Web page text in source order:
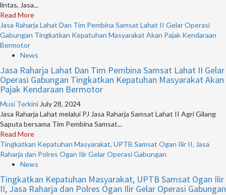
lintas, Jasa...
Read More
Jasa Raharja Lahat Dan Tim Pembina Samsat Lahat II Gelar Operasi
Gabungan Tingkatkan Kepatuhan Masyarakat Akan Pajak Kendaraan
Bermotor
News
Jasa Raharja Lahat Dan Tim Pembina Samsat Lahat II Gelar
Operasi Gabungan Tingkatkan Kepatuhan Masyarakat Akan
Pajak Kendaraan Bermotor
Musi Terkini July 28, 2024
Jasa Raharja Lahat melalui PJ Jasa Raharja Samsat Lahat II Agri Gilang
Saputa bersama Tim Pembina Samsat...
Read More
Tingkatkan Kepatuhan Masyarakat, UPTB Samsat Ogan Ilir II, Jasa
Raharja dan Polres Ogan Ilir Gelar Operasi Gabungan
News
Tingkatkan Kepatuhan Masyarakat, UPTB Samsat Ogan Ilir
II, Jasa Raharja dan Polres Ogan Ilir Gelar Operasi Gabungan